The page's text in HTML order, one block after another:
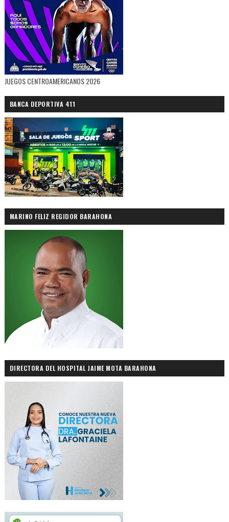
JUEGOS CENTROAMERICANOS 2026
BANCA DEPORTIVA 411
MARINO FELIZ REGIDOR BARAHONA
DIRECTORA DEL HOSPITAL JAIME MOTA BARAHONA